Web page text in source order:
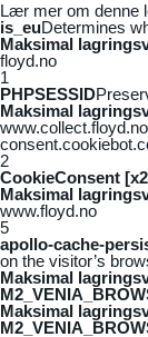
Lær mer om denne
is_euDetermines
Maksimal
floyd.no
1
PHPSESSID
Maksimal
www.collect.floyd.no
2
CookieConsent
Maksimal
www.floyd.no
5
apollo-cache-
on the visitor’s
Maksimal
Maksimal